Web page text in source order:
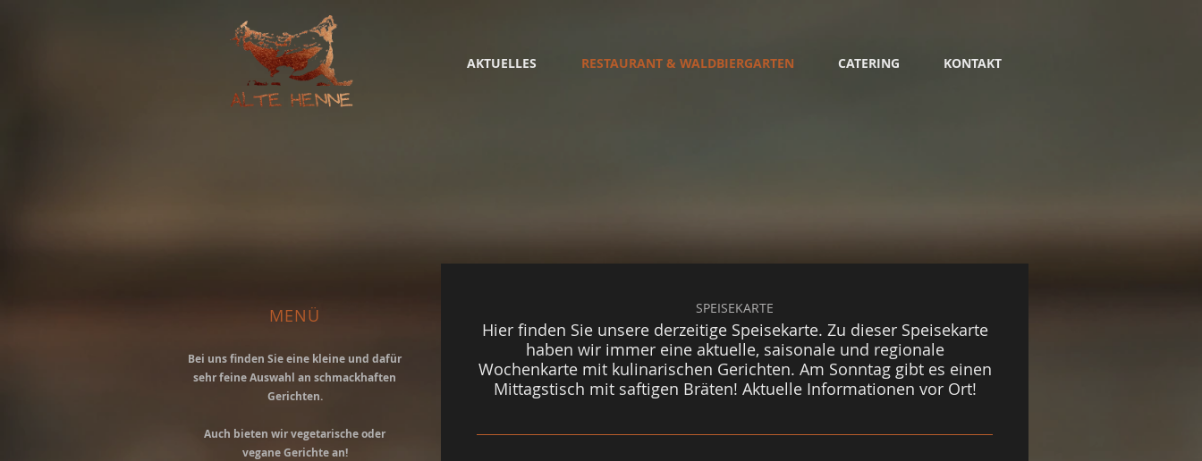
AKTUELLES RESTAURANT & WALDBIERGARTEN CATERING KONTAKT
MENÜ
Bei uns finden Sie eine kleine und dafür
sehr feine Auswahl an schmackhaften
Gerichten.
Auch bieten wir vegetarische oder
vegane Gerichte an!
SPEISEKARTE
Hier finden Sie unsere derzeitige Speisekarte. Zu dieser Speisekarte
haben wir immer eine aktuelle, saisonale und regionale
Wochenkarte mit kulinarischen Gerichten. Am Sonntag gibt es einen
Mittagstisch mit saftigen Bräten! Aktuelle Informationen vor Ort!